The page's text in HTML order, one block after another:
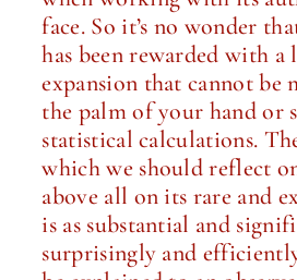
face. So it’s no wonder
has been rewarded with a
expansion that cannot be
the palm of your hand or
statistical calculations.
which we should reflect
above all on its rare and
is as substantial and
surprisingly and